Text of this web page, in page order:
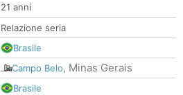
21 anni
Relazione seria
Brasile
Campo Belo, Minas Gerais
Brasile